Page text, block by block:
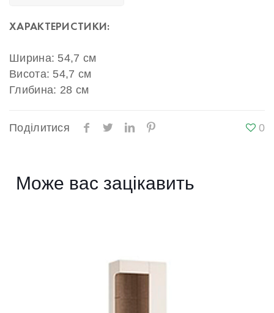
ХАРАКТЕРИСТИКИ:
Ширина: 54,7 см
Висота: 54,7 см
Глибина: 28 см
Поділитися 0
Може вас зацікавить